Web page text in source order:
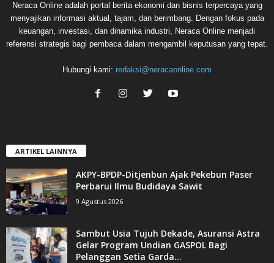
Neraca Online adalah portal berita ekonomi dan bisnis terpercaya yang
menyajikan informasi aktual, tajam, dan berimbang. Dengan fokus pada
keuangan, investasi, dan dinamika industri, Neraca Online menjadi
referensi strategis bagi pembaca dalam mengambil keputusan yang tepat.
Hubungi kami: redaksi@neracaonline.com
ARTIKEL LAINNYA
AKPY-BPDP-Ditjenbun Ajak Pekebun Paser
Perbarui Ilmu Budidaya Sawit
9 Agustus 2026
Sambut Usia Tujuh Dekade, Asuransi Astra
Gelar Program Undian GASPOL Bagi
Pelanggan Setia Garda...